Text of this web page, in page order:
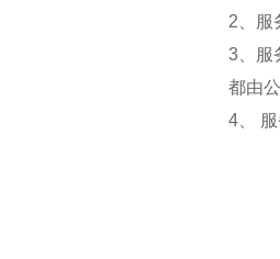
2、服
3、服
都由
4、